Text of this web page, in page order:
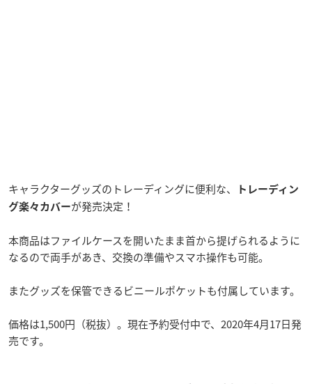
キャラクターグッズのトレーディングに便利な、
トレーディン
グ楽々カバーが発売決定！
本商品はファイルケースを開いたまま首から提げられるように
なるので両手があき、交換の準備やスマホ操作も可能。
またグッズを保管できるビニールポケットも付属しています。
価格は1,500円（税抜）。現在予約受付中で、2020年4月17日発
売です。